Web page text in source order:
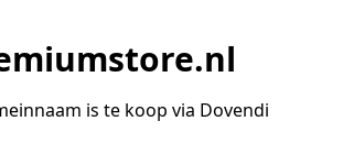
is te koop via Dovendi